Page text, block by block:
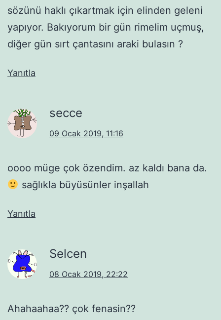
sözünü haklı çıkartmak için elinden geleni
yapıyor. Bakıyorum bir gün rimelim uçmuş,
diğer gün sırt çantasını araki bulasın ?
Yanıtla
secce
09 Ocak 2019, 11:16
oooo müge çok özendim. az kaldı bana da.
sağlıkla büyüsünler inşallah
Yanıtla
Selcen
08 Ocak 2019, 22:22
Ahahaahaa?? çok fenasin??